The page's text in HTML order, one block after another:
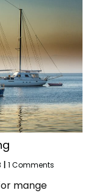
1 Comments
mange